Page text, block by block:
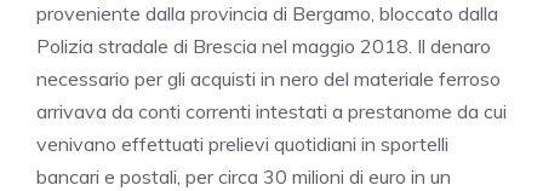
proveniente dalla provincia di Bergamo, bloccato dalla
Polizia stradale di Brescia nel maggio 2018. Il denaro
necessario per gli acquisti in nero del materiale ferroso
arrivava da conti correnti intestati a prestanome da cui
venivano effettuati prelievi quotidiani in sportelli
bancari e postali, per circa 30 milioni di euro in un